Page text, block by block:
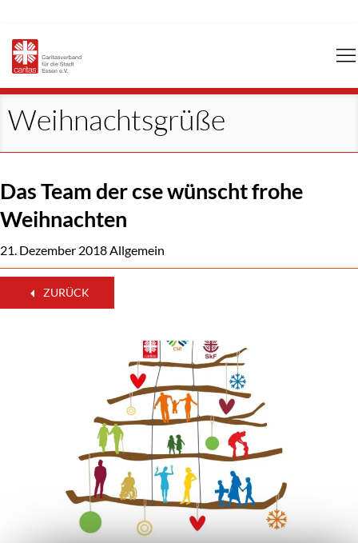
Weihnachtsgrüße
Das Team der cse wünscht frohe
Weihnachten
21. Dezember 2018Allgemein
ZURÜCK